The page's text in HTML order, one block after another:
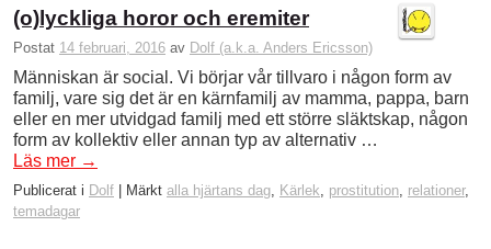
(o)lyckliga horor och eremiter
Postat 14 februari, 2016 av Dolf (a.k.a. Anders Ericsson)
Människan är social. Vi börjar vår tillvaro i någon form av
familj, vare sig det är en kärnfamilj av mamma, pappa, barn
eller en mer utvidgad familj med ett större släktskap, någon
form av kollektiv eller annan typ av alternativ …
Läs mer →
Publicerat i Dolf Märkt alla hjärtans dag Kärlek prostitution relationer,
temadagar